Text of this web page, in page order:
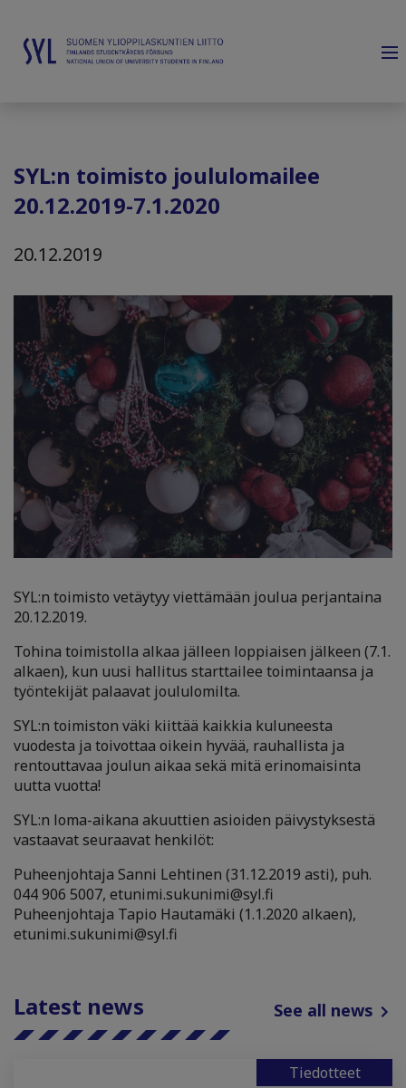
SYL:n toimisto joululomailee
20.12.2019-7.1.2020
20.12.2019
SYL:n toimisto vetäytyy viettämään joulua perjantaina
20.12.2019.
Tohina toimistolla alkaa jälleen loppiaisen jälkeen (7.1.
alkaen), kun uusi hallitus starttailee toimintaansa ja
työntekijät palaavat joululomilta.
SYL:n toimiston väki kiittää kaikkia kuluneesta
vuodesta ja toivottaa oikein hyvää, rauhallista ja
rentouttavaa joulun aikaa sekä mitä erinomaisinta
uutta vuotta!
SYL:n loma-aikana akuuttien asioiden päivystyksestä
vastaavat seuraavat henkilöt:
Puheenjohtaja Sanni Lehtinen (31.12.2019 asti), puh.
044 906 5007, etunimi.sukunimi@syl.fi
Puheenjohtaja Tapio Hautamäki (1.1.2020 alkaen),
etunimi.sukunimi@syl.fi
Latest news See all news
Tiedotteet